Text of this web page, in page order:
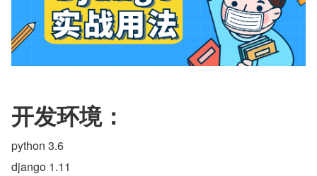
开发环境：
python 3.6
django 1.11